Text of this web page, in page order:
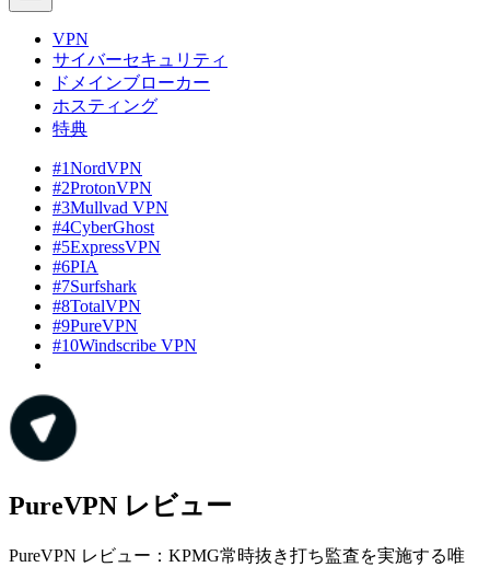
VPN
サイバーセキュリティ
ドメインブローカー
ホスティング
特典
#1NordVPN
#2ProtonVPN
#3Mullvad VPN
#4CyberGhost
#5ExpressVPN
#6PIA
#7Surfshark
#8TotalVPN
#9PureVPN
#10Windscribe VPN
PureVPN レビュー
PureVPN レビュー：KPMG常時抜き打ち監査を実施する唯